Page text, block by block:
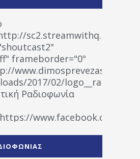
frameborder="0"
www.dimosprevezas.gr/wp-
2017/02/
Ραδιοφωνία
www.facebook.com/
" artist="" ]